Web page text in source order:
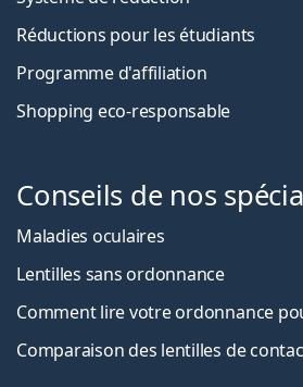
Réductions pour les étudiants
Programme d'affiliation
Shopping eco-responsable
Conseils de nos
Maladies oculaires
Lentilles sans ordonnance
Comment lire votre ordonnance
Comparaison des lentilles de